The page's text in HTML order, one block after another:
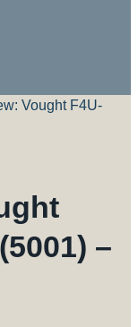
Vought F4U-
–